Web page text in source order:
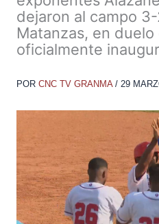
dejaron al campo
Matanzas, en
oficialmente
POR CNC TV GRANMA / 29